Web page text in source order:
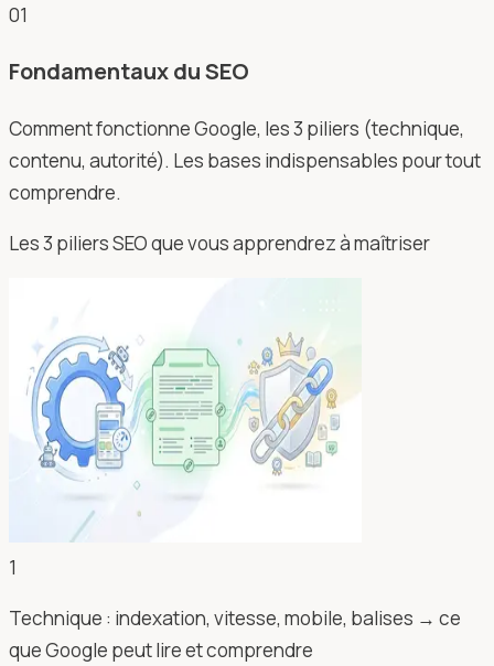
01
Fondamentaux du SEO
Comment fonctionne Google, les 3 piliers (technique,
contenu, autorité). Les bases indispensables pour tout
comprendre.
Les 3 piliers SEO que vous apprendrez à maîtriser
1
Technique : indexation, vitesse, mobile, balises → ce
que Google peut lire et comprendre